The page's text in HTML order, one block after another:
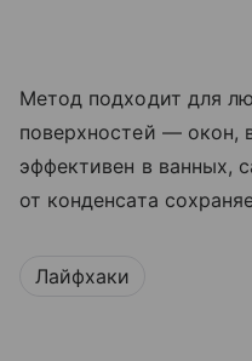
Метод подходит для
поверхностей — окон,
эффективен в ванных,
от конденсата
Лайфхаки